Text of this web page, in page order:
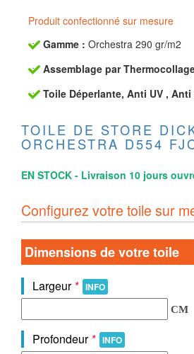
Produit confectionné sur mesure
Gamme : Orchestra 290 gr/m2
Assemblage par
Toile Déperlante, Anti UV ,
TOILE DE STORE
ORCHESTRA D554
EN STOCK - Livraison 10 jours
Configurez votre toile sur
Dimensions de votre toile
Largeur * INFO
CM
Profondeur * INFO